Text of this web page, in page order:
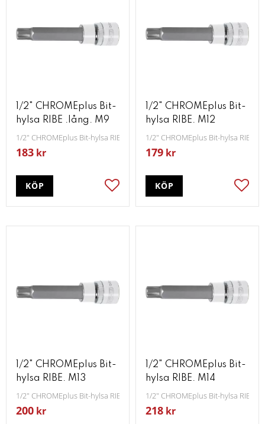
1/2" CHROMEplus Bit-
hylsa RIBE .lång. M9
1/2" CHROMEplus Bit-hylsa RIBE lång M9
183 kr
Lägg till i favoriter
KÖP
1/2" CHROMEplus Bit-
hylsa RIBE. M12
1/2" CHROMEplus Bit-hylsa RIBE
179 kr
KÖP
1/2" CHROMEplus Bit-
hylsa RIBE. M13
1/2" CHROMEplus Bit-hylsa RIBE M13
200 kr
1/2" CHROMEplus Bit-
hylsa RIBE. M14
1/2" CHROMEplus Bit-hylsa RIBE
218 kr